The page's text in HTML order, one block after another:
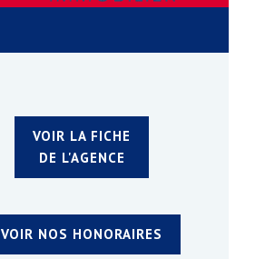
VOIR LA FICHE
DE L'AGENCE
VOIR NOS HONORAIRES